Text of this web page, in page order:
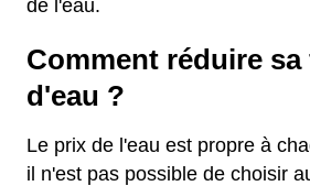
de l'eau.
Comment réduire
d'eau ?
Le prix de l'eau est propre à
il n'est pas possible de choisir